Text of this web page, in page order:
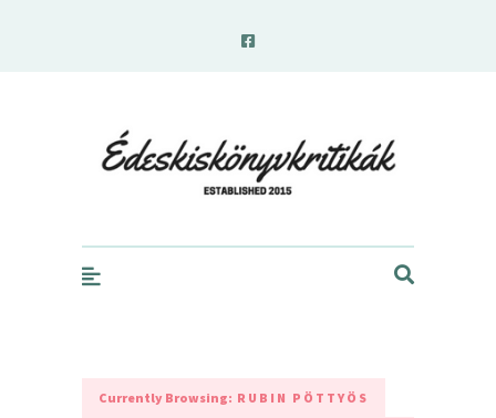
Currently Browsing: RUBIN PÖTTYÖS